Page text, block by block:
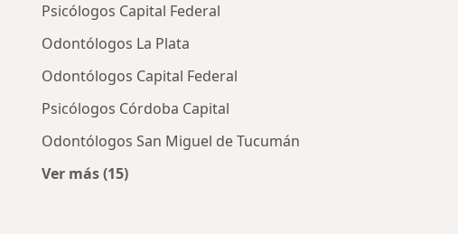
Psicólogos Capital Federal
Odontólogos La Plata
Odontólogos Capital Federal
Psicólogos Córdoba Capital
Odontólogos San Miguel de Tucumán
Ver más (15)